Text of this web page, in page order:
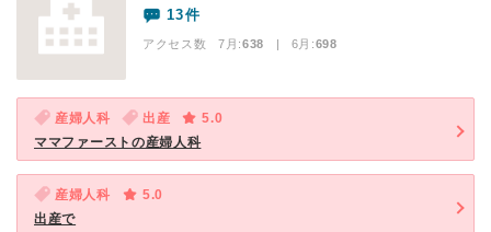
13件
アクセス数 7月:638 | 6月:698
産婦人科 出産
5.0
ママファーストの産婦人科
産婦人科
5.0
出産で